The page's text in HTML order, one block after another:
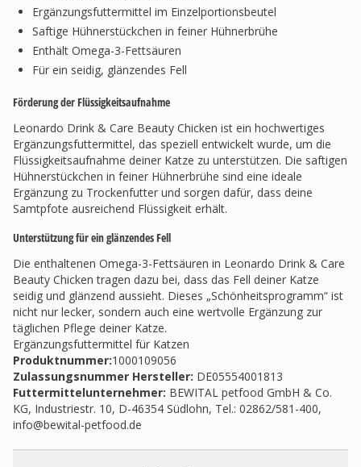
Ergänzungsfuttermittel im Einzelportionsbeutel
Saftige Hühnerstückchen in feiner Hühnerbrühe
Enthält Omega-3-Fettsäuren
Für ein seidig, glänzendes Fell
Förderung der Flüssigkeitsaufnahme
Leonardo Drink & Care Beauty Chicken ist ein hochwertiges
Ergänzungsfuttermittel, das speziell entwickelt wurde, um die
Flüssigkeitsaufnahme deiner Katze zu unterstützen. Die saftigen
Hühnerstückchen in feiner Hühnerbrühe sind eine ideale
Ergänzung zu Trockenfutter und sorgen dafür, dass deine
Samtpfote ausreichend Flüssigkeit erhält.
Unterstützung für ein glänzendes Fell
Die enthaltenen Omega-3-Fettsäuren in Leonardo Drink & Care
Beauty Chicken tragen dazu bei, dass das Fell deiner Katze
seidig und glänzend aussieht. Dieses „Schönheitsprogramm“ ist
nicht nur lecker, sondern auch eine wertvolle Ergänzung zur
täglichen Pflege deiner Katze.
Ergänzungsfuttermittel für Katzen
Produktnummer:1000109056
Zulassungsnummer Hersteller: DE05554001813
Futtermittelunternehmer: BEWITAL petfood GmbH & Co.
KG, Industriestr. 10, D-46354 Südlohn, Tel.: 02862/581-400,
info@bewital-petfood.de